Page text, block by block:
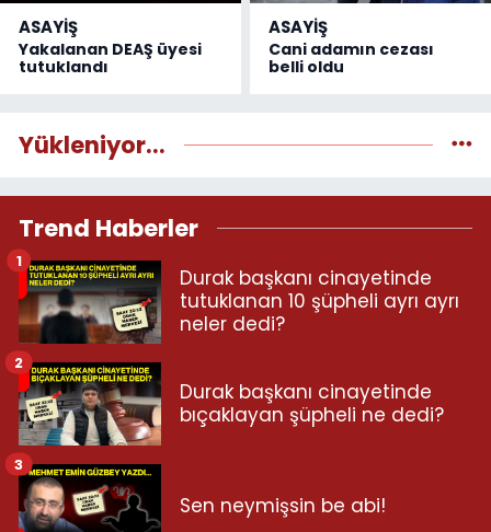
ASAYİŞ
Yakalanan DEAŞ üyesi
tutuklandı
ASAYİŞ
Cani adamın cezası
belli oldu
Yükleniyor...
Trend Haberler
Durak başkanı cinayetinde
tutuklanan 10 şüpheli ayrı ayrı
neler dedi?
1
Durak başkanı cinayetinde
bıçaklayan şüpheli ne dedi?
2
Sen neymişsin be abi!
3